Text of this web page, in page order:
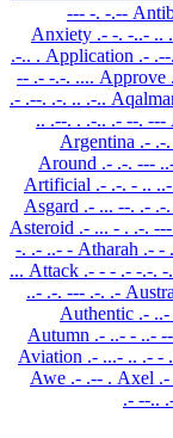
--- -. -.--
Anxiety .- -. -..- ..
.-.. . Application .-
-- .- -.-. .... Approve
.- .--. .-. .. .-..
.. .--. . .-.. .- --. ---
Argentina .- .-
Around .- .-. ---
Artificial .- .-. - ..
Asgard .- ... --. .- .-
Asteroid .- ... - . .-.
-. .- ..- - Atharah .- -
... Attack .- - - .- -.-. -
..- .-. --- .-. .-
Authentic .-
Autumn .- ..- - ..-
Aviation .- ...- .. .- -
Awe .- .-- . Axel
.- --..